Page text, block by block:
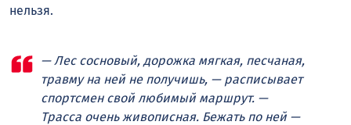
нельзя.
— Лес сосновый, дорожка мягкая, песчаная,
травму на ней не получишь, — расписывает
спортсмен свой любимый маршрут. —
Трасса очень живописная. Бежать по ней —